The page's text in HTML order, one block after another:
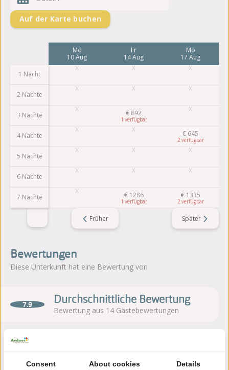
Auf der Karte buchen
Früher Später
1 Nacht
2 Nächte
3 Nächte
4 Nächte
5 Nächte
6 Nächte
7 Nächte
Mo
10 Aug
Fr
14 Aug
€ 892
1
€ 1286
1
Mo
17 Aug
€ 645
2
€ 1335
2
Bewertungen
Diese Unterkunft hat eine Bewertung von
7.9 Durchschnittliche Bewertung
Bewertung aus 14 Gästebewertungen
Über den Campingplatz
Consent About cookies Details